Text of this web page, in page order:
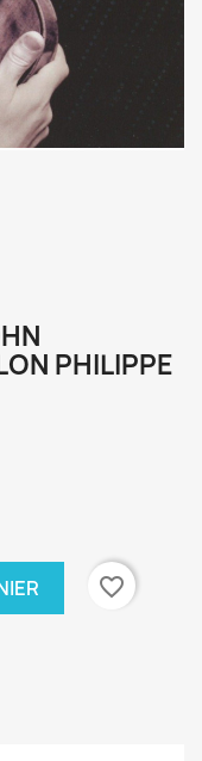
PHILIPPE
favorite_border